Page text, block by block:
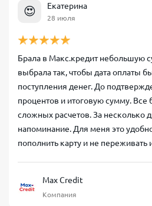
😍 Екатерина
28 июля
Брала в Макс.кредит небольшую
выбрала так, чтобы дата оплаты
поступления денег. До
процентов и итоговую сумму. Все
сложных расчетов. За несколько
напоминание. Для меня это
пополнить карту и не переживать
Max Credit
Компания